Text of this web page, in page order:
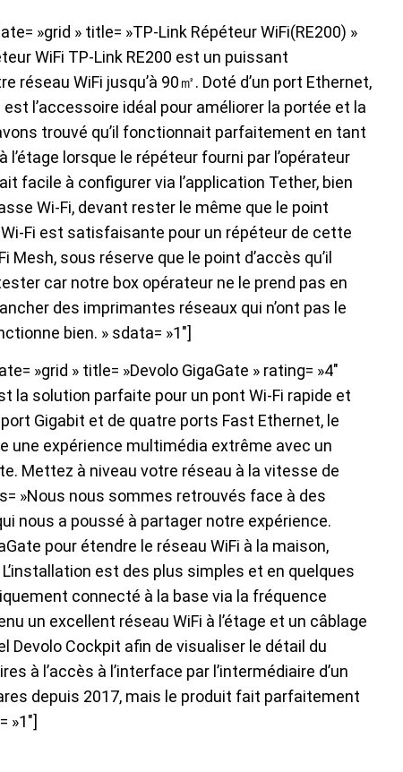
»grid » title= »TP-Link Répéteur WiFi(RE200) »
WiFi TP-Link RE200 est un puissant
réseau WiFi jusqu’à 90㎡. Doté d’un port Ethernet,
l’accessoire idéal pour améliorer la portée et la
trouvé qu’il fonctionnait parfaitement en tant
lorsque le répéteur fourni par l’opérateur
facile à configurer via l’application Tether, bien
Wi-Fi, devant rester le même que le point
Fi est satisfaisante pour un répéteur de cette
Mesh, sous réserve que le point d’accès qu’il
car notre box opérateur ne le prend pas en
des imprimantes réseaux qui n’ont pas le
bien. » sdata= »1″]
»grid » title= »Devolo GigaGate » rating= »4″
la solution parfaite pour un pont Wi-Fi rapide et
Gigabit et de quatre ports Fast Ethernet, le
une expérience multimédia extrême avec un
Mettez à niveau votre réseau à la vitesse de
»Nous nous sommes retrouvés face à des
nous a poussé à partager notre expérience.
pour étendre le réseau WiFi à la maison,
est des plus simples et en quelques
connecté à la base via la fréquence
un excellent réseau WiFi à l’étage et un câblage
Devolo Cockpit afin de visualiser le détail du
à l’accès à l’interface par l’intermédiaire d’un
depuis 2017, mais le produit fait parfaitement
»1″]